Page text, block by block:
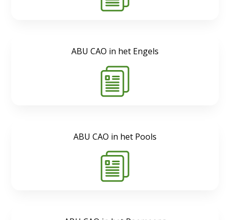
ABU CAO in het Engels
ABU CAO in het Pools